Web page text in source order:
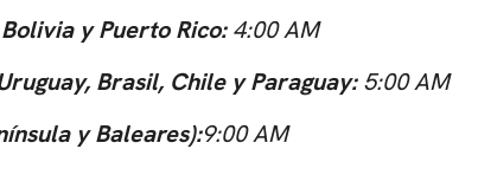
y Puerto Rico:4:00 AM
Brasil, Chile y Paraguay:5:00 AM
y Baleares):9:00 AM